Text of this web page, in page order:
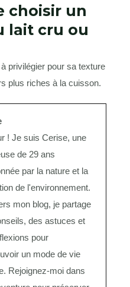
choisir un
lait cru ou
privilégier pour sa texture
plus riches à la cuisson.
! Je suis Cerise, une
de 29 ans
par la nature et la
de l'environnement.
mon blog, je partage
des astuces et
pour
un mode de vie
Rejoignez-moi dans